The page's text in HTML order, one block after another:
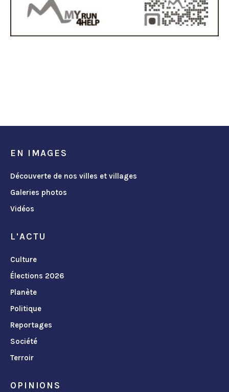
EN IMAGES
Découverte de nos villes et villages
Galeries photos
Vidéos
L'ACTU
Culture
Élections 2026
Planète
Politique
Reportages
Société
Terroir
OPINIONS